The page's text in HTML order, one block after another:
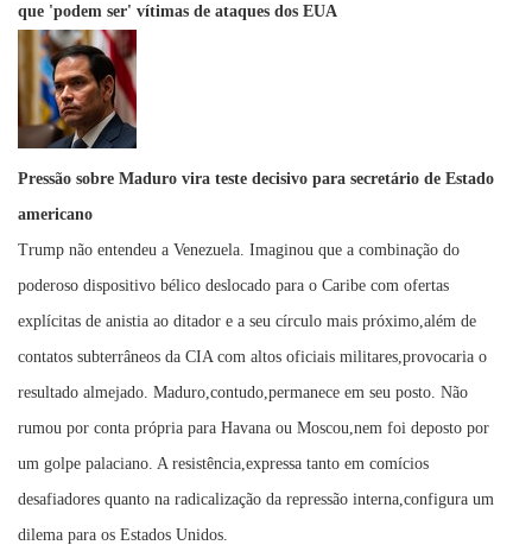
que 'podem ser' vítimas de ataques dos EUA
Pressão sobre Maduro vira teste decisivo para secretário de Estado
americano
Trump não entendeu a Venezuela. Imaginou que a combinação do
poderoso dispositivo bélico deslocado para o Caribe com ofertas
explícitas de anistia ao ditador e a seu círculo mais próximo,além de
contatos subterrâneos da CIA com altos oficiais militares,provocaria o
resultado almejado. Maduro,contudo,permanece em seu posto. Não
rumou por conta própria para Havana ou Moscou,nem foi deposto por
um golpe palaciano. A resistência,expressa tanto em comícios
desafiadores quanto na radicalização da repressão interna,configura um
dilema para os Estados Unidos.